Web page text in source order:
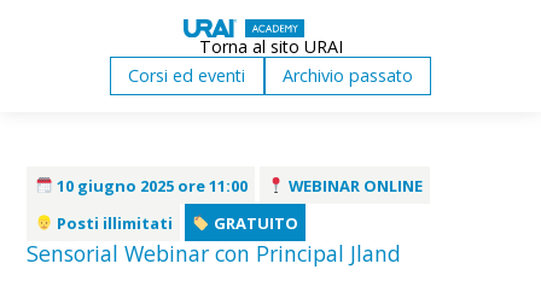
Torna al sito URAI
Corsi ed eventi
Archivio passato
10 giugno 2025 ore 11:00
WEBINAR ONLINE
Posti illimitati
GRATUITO
Sensorial Webinar con Principal Jland